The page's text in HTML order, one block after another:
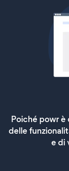
Poiché powr
delle
e di